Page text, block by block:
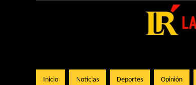
Inicio Noticias Deportes Opinión